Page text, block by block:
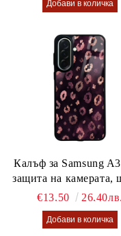
Калъф за Samsung
защита на камерата,
калъф Lusi case
€13.50 26.40лв.